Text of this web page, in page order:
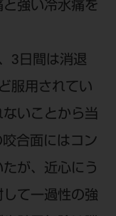
強い冷水痛を
3日間は消退
服用されてい
いことから当
咬合面にはコン
が、近心にう
て一過性の強